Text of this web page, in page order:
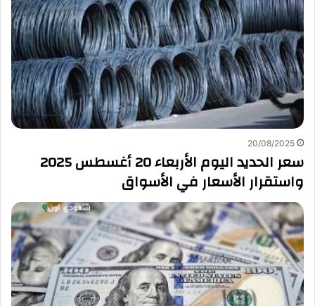
20/08/2025
سعر الحديد اليوم الأربعاء 20 أغسطس 2025
واستقرار الأسعار في الأسواق